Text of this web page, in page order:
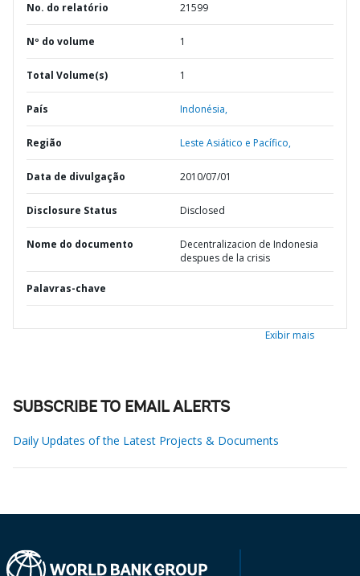
No. do relatório 21599
Nº do volume 1
Total Volume(s) 1
País Indonésia,
Região Leste Asiático e Pacífico,
Data de divulgação 2010/07/01
Disclosure Status Disclosed
Nome do documento
Decentralizacion de Indonesia
despues de la crisis
Palavras-chave
Exibir mais
SUBSCRIBE TO EMAIL ALERTS
Daily Updates of the Latest Projects & Documents